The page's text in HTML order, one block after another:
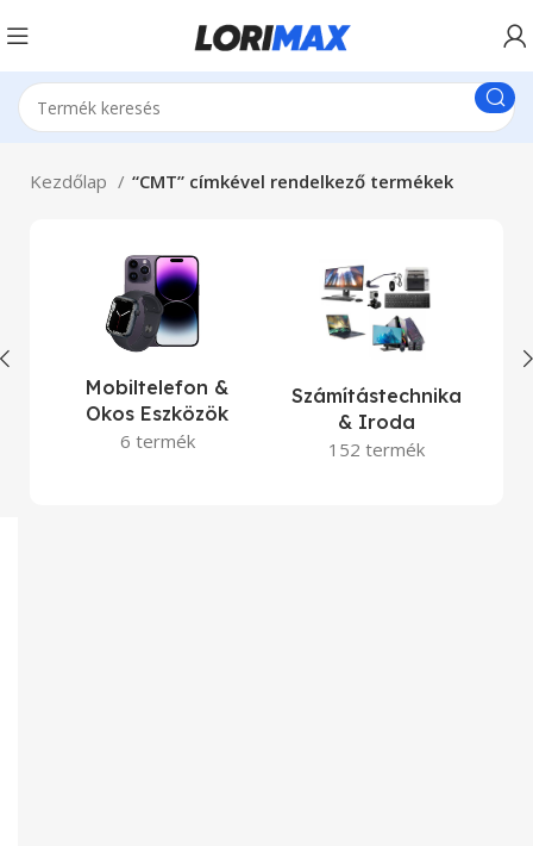
Kezdőlap “CMT” címkével rendelkező termékek
Mobiltelefon &
Okos Eszközök
6 termék
Számítástechnika
& Iroda
152 termék